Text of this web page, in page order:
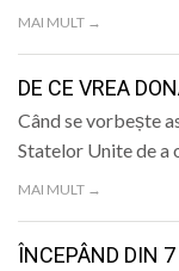
POLITIC
LIFE
MAI MULT →
DE CE VREA
Când se vorbește
Statelor Unite de a
MAI MULT →
ÎNCEPÂND DIN